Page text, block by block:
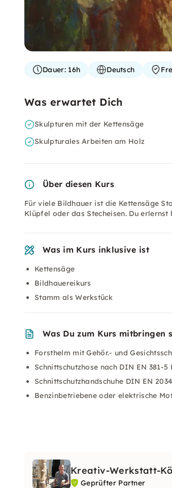
Dauer:16h Deutsch
Was erwartet Dich
Skulpturen mit der Kettensäge
Skulpturales Arbeiten am Holz
Über diesen Kurs
Für viele Bildhauer ist die Kettensäge
Klüpfel oder das Stecheisen. Du
Was im Kurs inklusive ist
Kettensäge
Bildhauereikurs
Stamm als Werkstück
Was Du zum Kurs mitbringen
Forsthelm mit Gehör.- und
Schnittschutzhose nach DIN EN 381-5
Schnittschutzhandschuhe DIN EN
Benzinbetriebene oder elektrische
Kreativ-Werkstatt-
Geprüfter Partner